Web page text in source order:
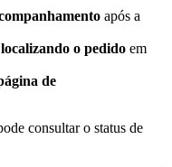
após a
o pedido em
de
consultar o status de